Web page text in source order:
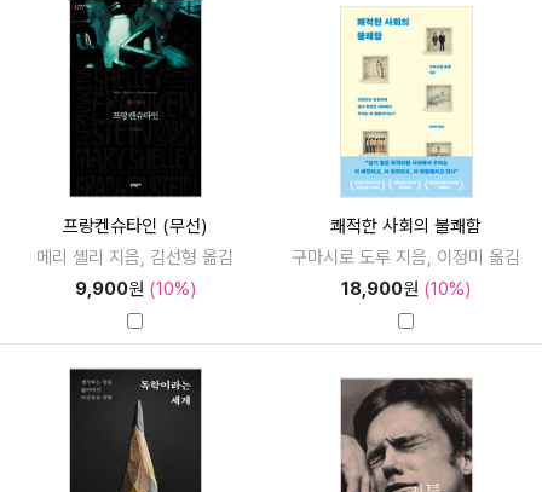
프랑켄슈타인 (무선)
메리 셸리 지음, 김선형 옮김
9,900원 (10%)
쾌적한 사회의 불쾌함
구마시로 도루 지음, 이정미 옮김
18,900원 (10%)